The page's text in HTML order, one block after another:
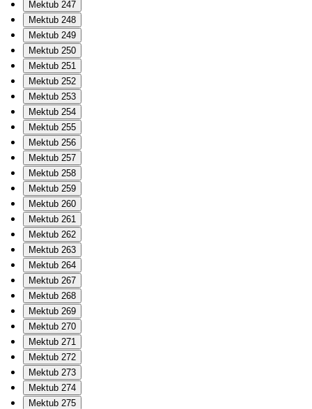
Mektub 247
Mektub 248
Mektub 249
Mektub 250
Mektub 251
Mektub 252
Mektub 253
Mektub 254
Mektub 255
Mektub 256
Mektub 257
Mektub 258
Mektub 259
Mektub 260
Mektub 261
Mektub 262
Mektub 263
Mektub 264
Mektub 267
Mektub 268
Mektub 269
Mektub 270
Mektub 271
Mektub 272
Mektub 273
Mektub 274
Mektub 275